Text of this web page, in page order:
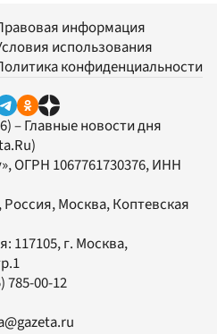
информация
использования
конфиденциальности
– Главные новости дня
, ОГРН 1067761730376, ИНН
Россия, Москва, Коптевская
117105, г. Москва,
785-00-12